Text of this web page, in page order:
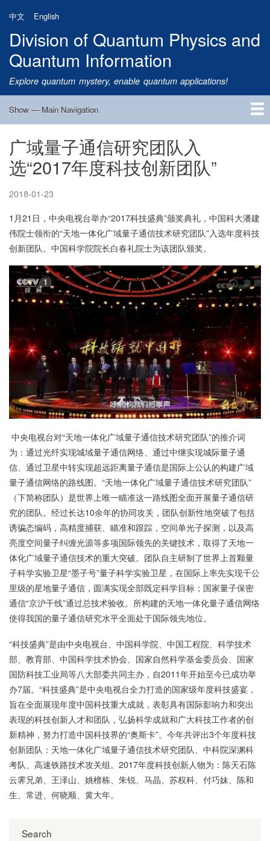
main
content
中文 English
Division of Quantum Physics and
Quantum Information
Explore quantum mystery, enable quantum applications!
Main
Show — Main Navigation
Home
Research
Quantum Satellite
People
News
Research Progress
Talks
Publications
Notice
Admission
Links
广域量子通信研究团队入
选“2017年度科技创新团队”
2018-01-23
1月21日，中央电视台举办“2017科技盛典”颁奖典礼，中国科大潘建
伟院士领衔的“天地一体化广域量子通信技术研究团队”入选年度科技
创新团队。中国科学院院长白春礼院士为该团队颁奖。
中央电视台对“天地一体化广域量子通信技术研究团队”的推介词
为：通过光纤实现城域量子通信网络、通过中继实现城际量子通
信、通过卫星中转实现超远距离量子通信是国际上公认的构建广域
量子通信网络的路线图。“天地一体化广域量子通信技术研究团队”
（下简称团队）是世界上唯一瞄准这一路线图全面开展量子通信研
究的团队。经过长达10余年的协同攻关，团队创新性地突破了包括
诱骗态编码，高精度捕获、瞄准和跟踪，空间单光子探测，以及高
亮度空间量子纠缠光源等多项国际领先的关键技术，取得了天地一
体化广域量子通信技术的重大突破。团队自主研制了世界上首颗量
子科学实验卫星“墨子号”量子科学实验卫星，在国际上率先实现千公
里级的星地量子通信，圆满实现全部既定科学目标；国家量子保密
通信“京沪干线”通过总技术验收。所构建的天地一体化量子通信网络
使得我国的量子通信研究水平全面处于国际领先地位。
“科技盛典”是由中央电视台、中国科学院、中国工程院、科学技术
部、教育部、中国科学技术协会、国家自然科学基金委员会、国家
国防科技工业局等八大部委共同主办，自2011年开始至今已成功举
办7届。“科技盛典”是中央电视台全力打造的国家级年度科技盛宴，
旨在全面展现年度中国科技重大成就，表彰具有国际影响力和突出
表现的科技创新人才和团队，弘扬科学成就和广大科技工作者的创
新精神，努力打造中国科技界的“奥斯卡”。今年共评出3个年度科技
创新团队：天地一体化广域量子通信技术研究团队、中科院深渊科
考队、高速铁路技术攻关组。2017年度科技创新人物为：陈天石陈
云霁兄弟、王泽山、姚檀栋、朱锐、马晶、苏权科、付巧妹、陈和
生、常进、何晓顺、黄大年。
Search